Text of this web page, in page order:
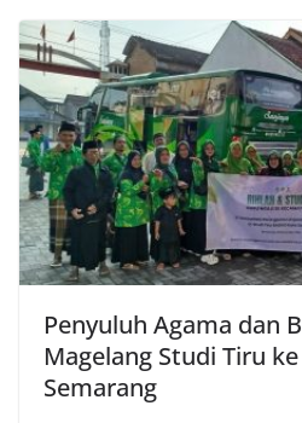
Penyuluh Agama dan
Magelang Studi Tiru
Semarang